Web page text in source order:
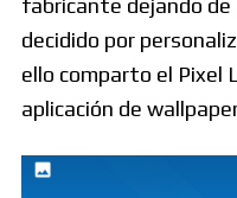
decidido por
ello comparto el Pixel
aplicación de